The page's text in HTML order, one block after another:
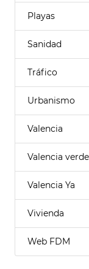
Playas
Sanidad
Tráfico
Urbanismo
Valencia
Valencia verde
Valencia Ya
Vivienda
Web FDM